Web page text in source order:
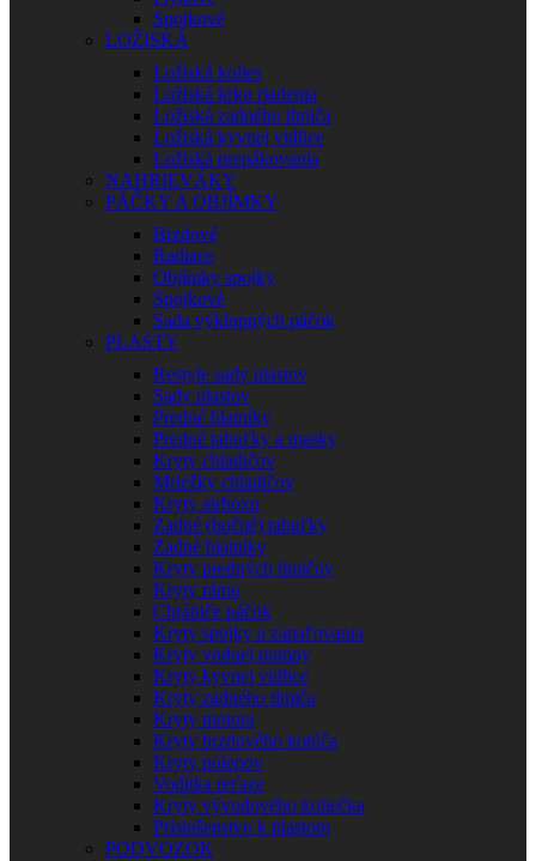
Spojkové
LOŽISKÁ
Ložiská kolies
Ložiská krku riadenia
Ložiská zadného tlmiča
Ložiská kyvnej vidlice
Ložiská prepákovania
NAHRIEVÁKY
PÁČKY A OBJÍMKY
Brzdové
Radiace
Objímky spojky
Spojkové
Sada výklopných páčok
PLASTY
Restyle sady plastov
Sady plastov
Predné blatníky
Predné tabuľky a masky
Kryty chladičov
Mriežky chladičov
Kryty airboxu
Zadné (bočné) tabuľky
Zadné blatníky
Kryty predných tlmičov
Kryty rámu
Chrániče páčok
Kryty spojky a zapaľovania
Kryty vodnej pumpy
Kryty kyvnej vidlice
Kryty zadného tlmiča
Kryty motora
Kryty brzdového kotúča
Kryty polepov
Vodítka reťaze
Kryty vývodového koliečka
Príslušenstvo k plastom
PODVOZOK